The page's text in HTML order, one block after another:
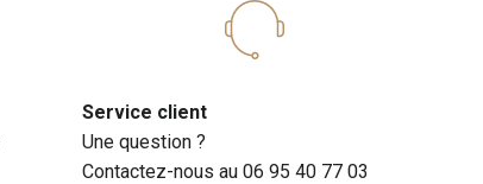
Service client
Une question ?
Contactez-nous au 06 95 40 77 03